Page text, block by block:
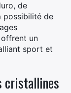
de
possibilité de
un
sport et
cristallines